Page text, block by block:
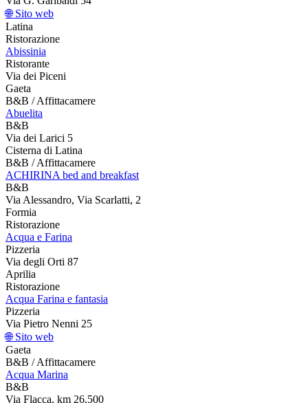
🌐 Sito web
Latina
Ristorazione
Abissinia
Ristorante
Via dei Piceni
Gaeta
B&B / Affittacamere
Abuelita
B&B
Via dei Larici 5
Cisterna di Latina
B&B / Affittacamere
ACHIRINA bed and breakfast
B&B
Via Alessandro, Via Scarlatti, 2
Formia
Ristorazione
Acqua e Farina
Pizzeria
Via degli Orti 87
Aprilia
Ristorazione
Acqua Farina e fantasia
Pizzeria
Via Pietro Nenni 25
🌐 Sito web
Gaeta
B&B / Affittacamere
Acqua Marina
B&B
Via Flacca, km 26,500